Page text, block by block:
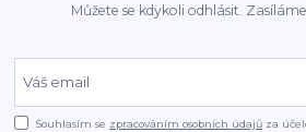
Můžete se kdykoli odhlásit.
Souhlasím se zpracováním osobních údajů za